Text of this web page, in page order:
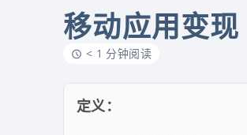
移动应用变现
< 1 分钟阅读
定义：